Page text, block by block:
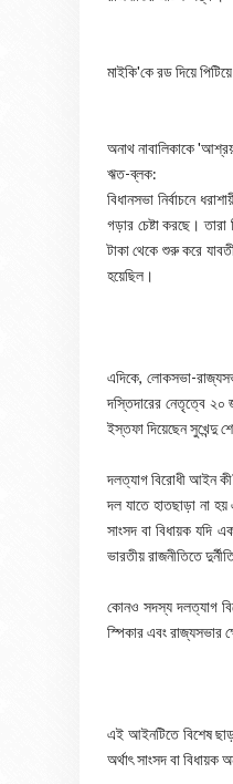
মাইকি'কে রড দিয়ে
অনাথ নাবালিকাকে
ঋত-ব্লক:
বিধানসভা নির্বাচনে
গড়ার চেষ্টা করছে।
টাকা থেকে শুরু করে
হয়েছিল।
এদিকে, লোকসভা-
দস্তিদারের নেতৃত্বে ২০
ইস্তফা দিয়েছেন সুখেন্দু
দলত্যাগ বিরোধী আইন
দল যাতে হাতছাড়া না
সাংসদ বা বিধায়ক যদি
ভারতীয় রাজনীতিতে
কোনও সদস্য দলত্যাগ
স্পিকার এবং রাজ্যসভার
এই আইনটিতে বিশেষ
অর্থাৎ সাংসদ বা